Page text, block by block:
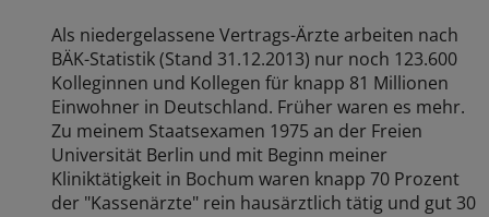
Als niedergelassene Vertrags-Ärzte arbeiten nach
BÄK-Statistik (Stand 31.12.2013) nur noch 123.600
Kolleginnen und Kollegen für knapp 81 Millionen
Einwohner in Deutschland. Früher waren es mehr.
Zu meinem Staatsexamen 1975 an der Freien
Universität Berlin und mit Beginn meiner
Kliniktätigkeit in Bochum waren knapp 70 Prozent
der "Kassenärzte" rein hausärztlich tätig und gut 30